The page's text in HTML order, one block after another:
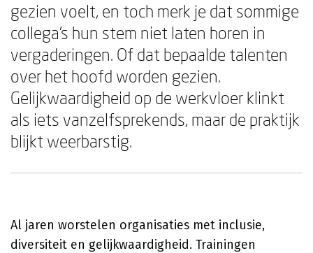
gezien voelt, en toch merk je dat sommige
collega's hun stem niet laten horen in
vergaderingen. Of dat bepaalde talenten
over het hoofd worden gezien.
Gelijkwaardigheid op de werkvloer klinkt
als iets vanzelfsprekends, maar de praktijk
blijkt weerbarstig.
Al jaren worstelen organisaties met inclusie,
diversiteit en gelijkwaardigheid. Trainingen